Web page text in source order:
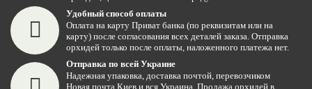
Удобный способ оплаты
Оплата на карту Приват банка (по реквизитам или на
карту) после согласования всех деталей заказа. Отправка
орхидей только после оплаты, наложенного платежа нет.
Отправка по всей Украине
Надежная упаковка, доставка почтой, перевозчиком
Новая почта Киев и вся Украина. Продажа орхидей в